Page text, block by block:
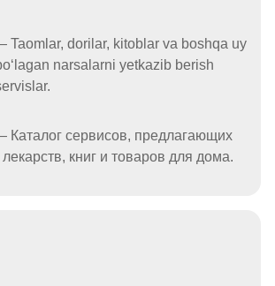
Taomlar, dorilar, kitoblar va boshqa uy
narsalarni yetkazib berish
Каталог сервисов, предлагающих
книг и товаров для дома.